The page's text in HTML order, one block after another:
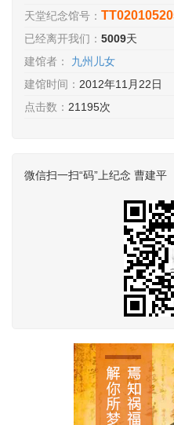
天堂纪念馆号：
已经离开我们： 5009天
建馆者：
九州儿女
建馆时间： 2012年11月22日
点击数： 21195次
微信扫一扫“码”上纪念 曹建平